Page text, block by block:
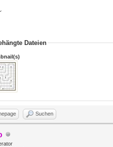
Dateien
Suchen